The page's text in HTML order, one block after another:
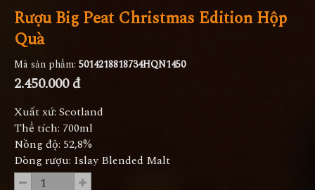
Rượu Big Peat Christmas Edition Hộp
Quà
Mã sản phẩm: 5014218818734HQN1450
2.450.000 đ
Xuất xứ: Scotland
Thể tích: 700ml
Nồng độ: 52,8%
Dòng rượu: Islay Blended Malt